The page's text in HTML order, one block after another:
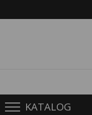
KATALOG